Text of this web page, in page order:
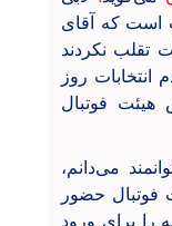
است که آقای
تقلب نکردند
انتخابات روز
هیئت فوتبال
می‌دانم،
فوتبال حضور
را برای ورود